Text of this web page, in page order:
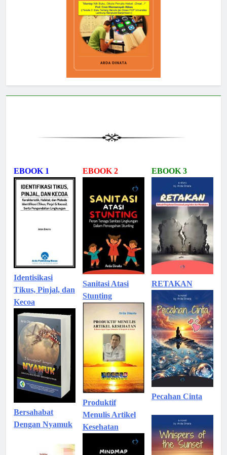
EBOOK 1
Identisikasi
Tikus, Pinjal, dan
Kecoa
Bersahabat
Dengan Nyamuk
EBOOK 2
Sanitasi Atasi
Stunting
Produktif
Menulis Artikel
Kesehatan
EBOOK 3
RETAKAN
Pecahan Cinta